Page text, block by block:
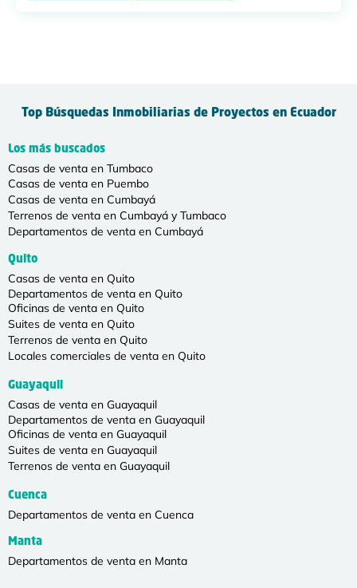
Top Búsquedas Inmobiliarias de Proyectos en Ecuador
Los más buscados
Casas de venta en Tumbaco
Casas de venta en Puembo
Casas de venta en Cumbayá
Terrenos de venta en Cumbayá y Tumbaco
Departamentos de venta en Cumbayá
Quito
Casas de venta en Quito
Departamentos de venta en Quito
Oficinas de venta en Quito
Suites de venta en Quito
Terrenos de venta en Quito
Locales comerciales de venta en Quito
Guayaquil
Casas de venta en Guayaquil
Departamentos de venta en Guayaquil
Oficinas de venta en Guayaquil
Suites de venta en Guayaquil
Terrenos de venta en Guayaquil
Cuenca
Departamentos de venta en Cuenca
Manta
Departamentos de venta en Manta